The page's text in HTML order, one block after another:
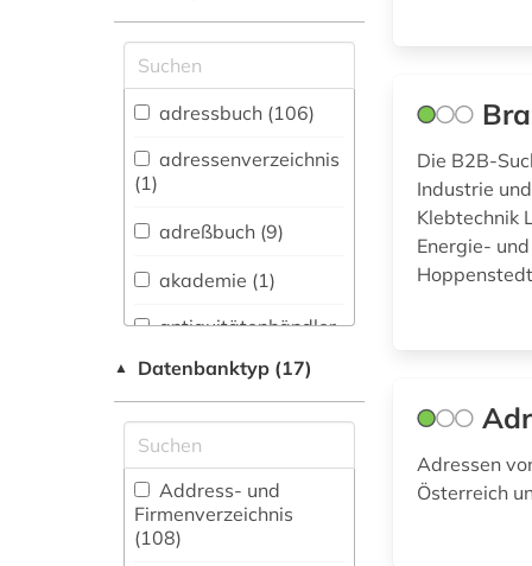
Allgemeine und
vergleichende Sprach-
und
Literaturwissenschaft.
Indogermanistik.
Außereuropäische
Literaturen (0)
Anglistik.
Amerikanistik (0)
Vermessungswesen (1)
Biologie,
Biotechnologie (2)
Buch- und
adressbuch (106)
adressenverzeichnis
(1)
adreßbuch (9)
akademie (1)
antiquitätenhändler
anwaltspraxis (1)
arbeitgeberverband
(1)
arbeitnehmervertretung
▲ Datenbanktyp (17)
Address- und
Firmenverzeichnis
(108)
Die B2B-
Industrie
Klebtechnik
Energie-
Adressen
Österreich